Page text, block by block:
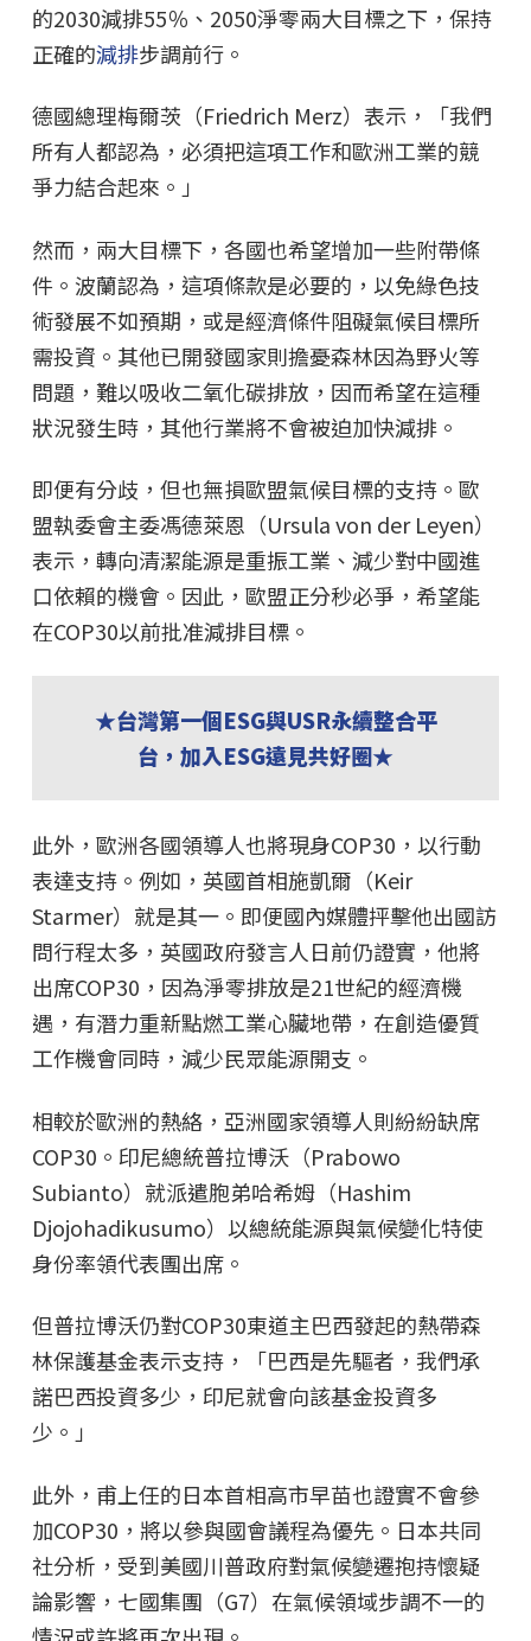
的2030減排55％、2050淨零兩大目標之下，保持
正確的減排步調前行。
德國總理梅爾茨（Friedrich Merz）表示，「我們
所有人都認為，必須把這項工作和歐洲工業的競
爭力結合起來。」
然而，兩大目標下，各國也希望增加一些附帶條
件。波蘭認為，這項條款是必要的，以免綠色技
術發展不如預期，或是經濟條件阻礙氣候目標所
需投資。其他已開發國家則擔憂森林因為野火等
問題，難以吸收二氧化碳排放，因而希望在這種
狀況發生時，其他行業將不會被迫加快減排。
即便有分歧，但也無損歐盟氣候目標的支持。歐
盟執委會主委馮德萊恩（Ursula von der Leyen）
表示，轉向清潔能源是重振工業、減少對中國進
口依賴的機會。因此，歐盟正分秒必爭，希望能
在COP30以前批准減排目標。
★台灣第一個ESG與USR永續整合平
台，加入ESG遠見共好圈★
此外，歐洲各國領導人也將現身COP30，以行動
表達支持。例如，英國首相施凱爾（Keir
Starmer）就是其一。即便國內媒體抨擊他出國訪
問行程太多，英國政府發言人日前仍證實，他將
出席COP30，因為淨零排放是21世紀的經濟機
遇，有潛力重新點燃工業心臟地帶，在創造優質
工作機會同時，減少民眾能源開支。
相較於歐洲的熱絡，亞洲國家領導人則紛紛缺席
COP30。印尼總統普拉博沃（Prabowo
Subianto）就派遣胞弟哈希姆（Hashim
Djojohadikusumo）以總統能源與氣候變化特使
身份率領代表團出席。
但普拉博沃仍對COP30東道主巴西發起的熱帶森
林保護基金表示支持，「巴西是先驅者，我們承
諾巴西投資多少，印尼就會向該基金投資多
少。」
此外，甫上任的日本首相高市早苗也證實不會參
加COP30，將以參與國會議程為優先。日本共同
社分析，受到美國川普政府對氣候變遷抱持懷疑
論影響，七國集團（G7）在氣候領域步調不一的